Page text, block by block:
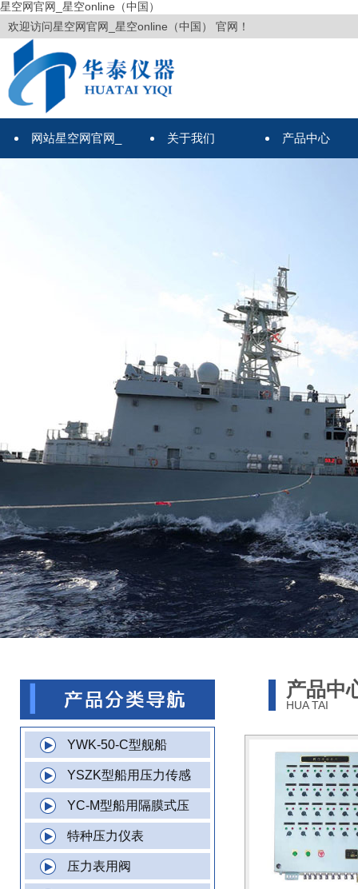
星空网官网_星空online（中国）
欢迎访问星空网官网_星空online（中国） 官网！
网站星空网官网_ 关于我们 产品中心
YWK-50-C型舰船
YSZK型船用压力传感
YC-M型船用隔膜式压
特种压力仪表
压力表用阀
产品中
HUA TAI